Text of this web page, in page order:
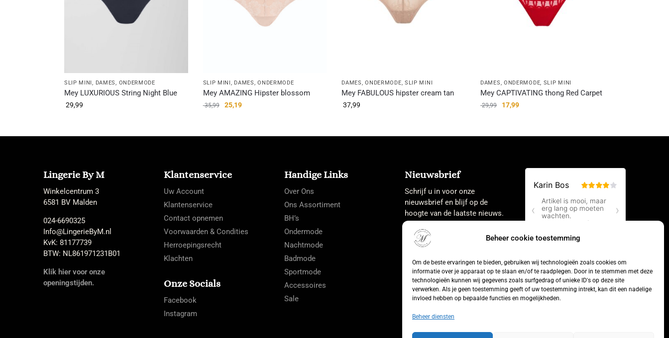
Beheer cookie toestemming
Om de beste ervaringen te bieden, gebruiken wij technologieën zoals cookies om
informatie over je apparaat op te slaan en/of te raadplegen. Door in te stemmen met deze
technologieën kunnen wij gegevens zoals surfgedrag of unieke ID's op deze site
verwerken. Als je geen toestemming geeft of uw toestemming intrekt, kan dit een nadelige
invloed hebben op bepaalde functies en mogelijkheden.
Beheer diensten
SLIP MINI, DAMES, ONDERMODE
Mey LUXURIOUS String Night Blue
29,99
SLIP MINI , DAMES,ONDERMODE
Mey AMAZING Hipster blossom
35,99 25,19
DAMES,ONDERMODE, SLIP MINI
Mey FABULOUS hipster cream tan
37,99
DAMES, ONDERMODE, SLIP MINI
Mey CAPTIVATING thong Red Carpet
29,99 17,99
Lingerie By M
Winkelcentrum 3
6581 BV Malden
024-6690325
Info@LingerieByM.nl
KvK: 81177739
BTW: NL861971231B01
Klik hier voor onze
openingstijden.
Klantenservice
Uw Account
Klantenservice
Contact opnemen
Voorwaarden & Condities
Herroepingsrecht
Klachten
Onze Socials
Facebook
Instagram
Handige Links
Over Ons
Ons Assortiment
BH’s
Ondermode
Nachtmode
Badmode
Sportmode
Accessoires
Sale
Nieuwsbrief
Schrijf u in voor onze
nieuwsbrief en blijf op de
hoogte van de laatste nieuws.